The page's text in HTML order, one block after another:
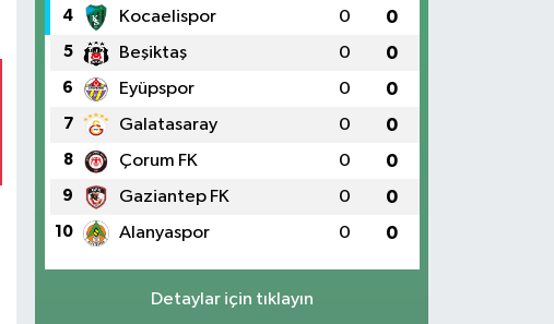
4 Kocaelispor 0 0
5 Beşiktaş 0 0
6 Eyüpspor 0 0
7 Galatasaray 0 0
8 Çorum FK 0 0
9 Gaziantep FK 0 0
10 Alanyaspor 0 0
Detaylar için tıklayın